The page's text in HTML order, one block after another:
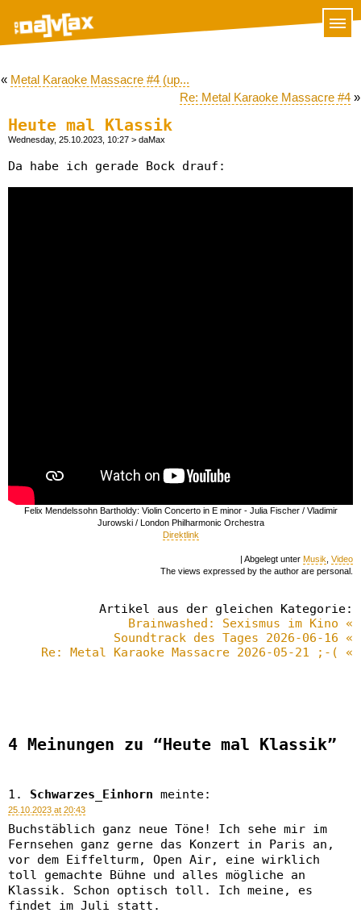
« Metal Karaoke Massacre #4 (up...
Re: Metal Karaoke Massacre #4 »
Heute mal Klassik
Wednesday, 25.10.2023, 10:27 > daMax
Da habe ich gerade Bock drauf:
Felix Mendelssohn Bartholdy: Violin Concerto in E minor - Julia Fischer / Vladimir
Jurowski / London Philharmonic Orchestra
Direktlink
| Abgelegt unter Musik Video
The views expressed by the author are personal.
Artikel aus der gleichen Kategorie:
Brainwashed: Sexismus im Kino «
Soundtrack des Tages 2026-06-16 «
Re: Metal Karaoke Massacre 2026-05-21 ;-( «
4 Meinungen zu “Heute mal Klassik”
Schwarzes_Einhorn meinte:
25.10.2023 at 20:43
Buchstäblich ganz neue Töne! Ich sehe mir im
Fernsehen ganz gerne das Konzert in Paris an,
vor dem Eiffelturm, Open Air, eine wirklich
toll gemachte Bühne und alles mögliche an
Klassik. Schon optisch toll. Ich meine, es
findet im Juli statt.